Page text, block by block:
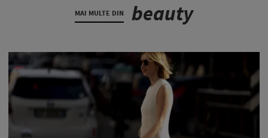
MAI MULTE DIN beauty